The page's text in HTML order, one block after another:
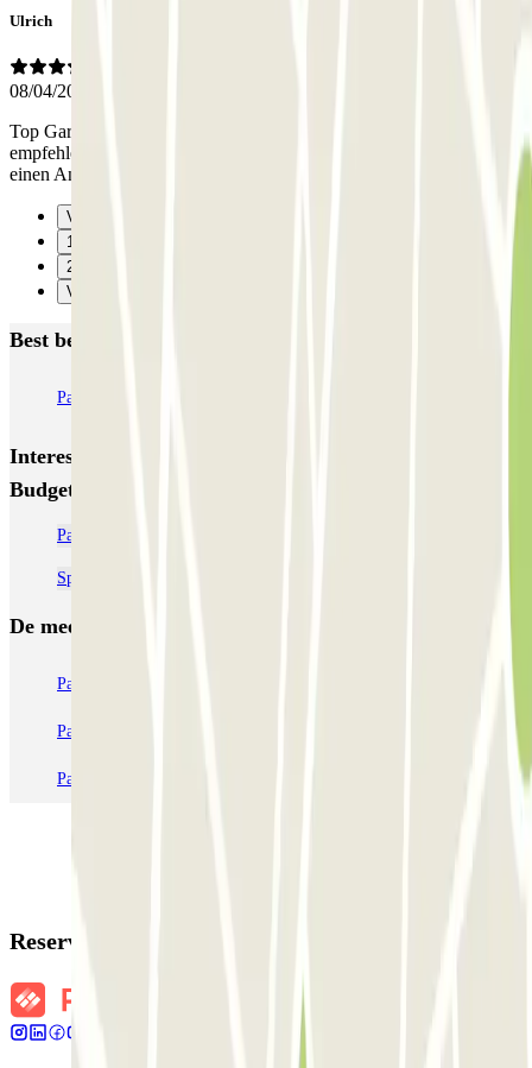
Ulrich
08/04/2026
Top Garage zu einem mehr als fairen Preis. Kann man nur
empfehlen. Positiv gehört zu Ibis Budget Hotel und man hat immer
einen Ansprechpartner.
Vorige
1
2
Verzenden
Best beoordeelde parkeergarages in Vanves
Paris Convention Centre - Paris Expo Porte de Versailles Zenpark
Interessante plaatsen en evenementen dichtbij Ibis
Budget - Plateau de Vanves Zenpark
Parkeren bij de Porte de Vanves de Paris
Sportpaleis Arena Paris Sud parkeren
De meest geboekte
Parkeren in Parijs
Parkeren in Station Venetië Mestre
Parkeren in Milaan
Reserveringsgegevens